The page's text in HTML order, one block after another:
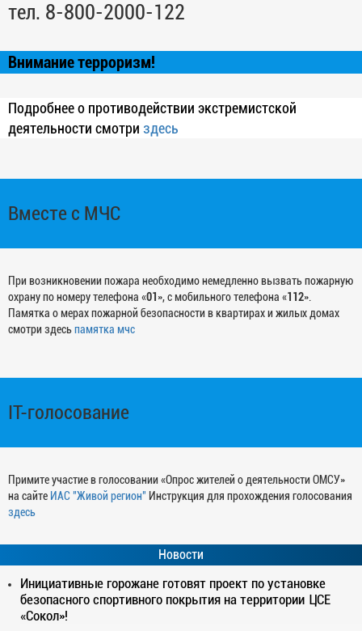
тел. 8-800-2000-122
Внимание терроризм!
Подробнее о противодействии экстремистской
деятельности смотри здесь
Вместе с МЧС
При возникновении пожара необходимо немедленно вызвать пожарную
охрану по номеру телефона «01 », с мобильного телефона «112».
Памятка о мерах пожарной безопасности в квартирах и жилых домах
смотри здесьпамятка мчс
IT-голосование
Примите участие в голосовании «Опрос жителей о деятельности ОМСУ»
на сайте ИАС "Живой регион" Инструкция для прохождения голосования
здесь
Новости
Инициативные горожане готовят проект по установке
безопасного спортивного покрытия на территории ЦСЕ
«Сокол»!